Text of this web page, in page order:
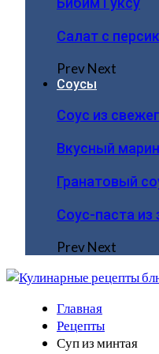
Салат с
PrevNext
Соусы
Соус из
Вкусный
Гранатовый
Соус-паста из
PrevNext
Главная
Рецепты
Суп из минтая